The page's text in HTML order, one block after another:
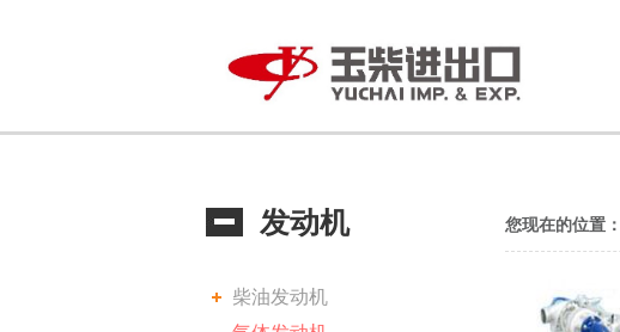
发动机
柴油发动机
您现在的位置：